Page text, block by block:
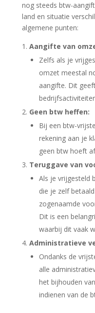
nog steeds btw-
land en situatie
algemene punten:
Aangifte van
Zelfs als je
omzet meestal
aangifte. Dit
Geen btw heffen:
Bij een btw-
rekening aan je
geen btw hoeft
Teruggave van
Als je vrijgesteld
die je zelf
zogenaamde
Dit is een
waarbij dit vaak
Administratieve
Ondanks de
alle
het bijhouden
indienen van de